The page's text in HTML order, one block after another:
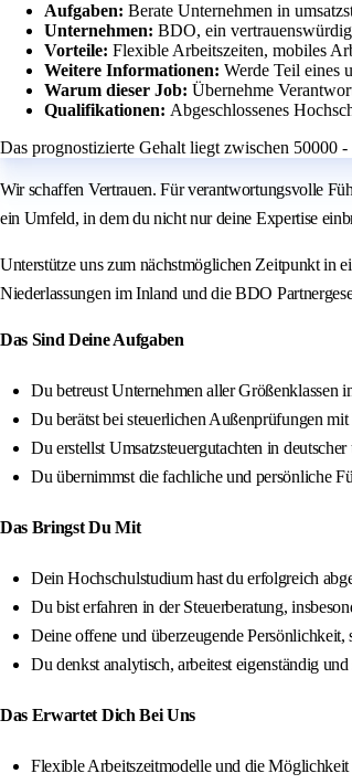
Aufgaben: Berate Unternehmen in
Unternehmen: BDO, ein
Vorteile: Flexible Arbeitszeiten, mobiles
Weitere Informationen: Werde Teil eines
Warum dieser Job: Übernehme
Qualifikationen: Abgeschlossenes
Das prognostizierte Gehalt liegt zwischen 50000 -
Wir schaffen Vertrauen. Für verantwortungsvolle
ein Umfeld, in dem du nicht nur deine Expertise
Unterstütze uns zum nächstmöglichen Zeitpunkt in
Niederlassungen im Inland und die BDO
Das Sind Deine Aufgaben
Du betreust Unternehmen aller Größenklassen
Du berätst bei steuerlichen Außenprüfungen
Du erstellst Umsatzsteuergutachten in
Du übernimmst die fachliche und persönliche
Das Bringst Du Mit
Dein Hochschulstudium hast du erfolgreich
Du bist erfahren in der Steuerberatung,
Deine offene und überzeugende
Du denkst analytisch, arbeitest eigenständig
Das Erwartet Dich Bei Uns
Flexible Arbeitszeitmodelle und die